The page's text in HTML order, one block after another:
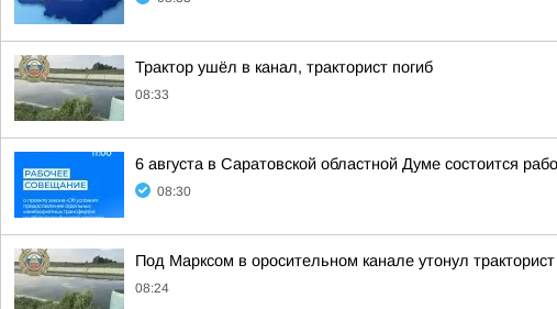
Трактор ушёл в канал, тракторист погиб
08:33
6 августа в Саратовской областной Думе состоится
08:30
Под Марксом в оросительном канале утонул тракторист
08:24